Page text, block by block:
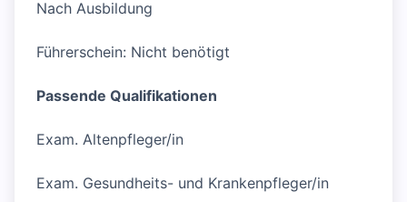
Nach Ausbildung
Führerschein: Nicht benötigt
Passende Qualifikationen
Exam. Altenpfleger/in
Exam. Gesundheits- und Krankenpfleger/in